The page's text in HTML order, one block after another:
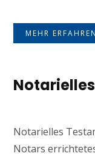
MEHR ERFAHREN
Notarielles
Notars